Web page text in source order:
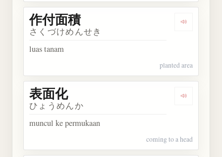
Dengarkan
作付面積
さくづけめんせき
luas tanam
planted area
Dengarkan
表面化
ひょうめんか
muncul ke permukaan
coming to a head